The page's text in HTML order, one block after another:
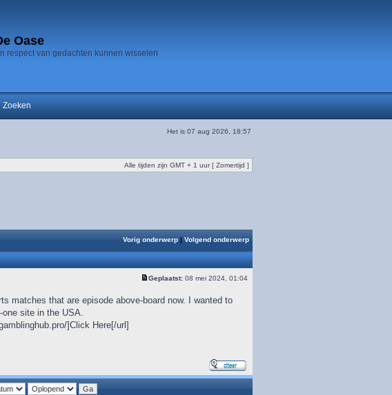
Oase
respect van gedachten kunnen wisselen
Zoeken
Het is 07 aug 2026, 18:57
Alle tijden zijn GMT + 1 uur [ Zomertijd ]
Vorig onderwerp| Volgend onderwerp
Geplaatst:08 mei 2024, 01:04
matches that are episode above-board now. I wanted to
site in the USA.
]Click Here[/url]